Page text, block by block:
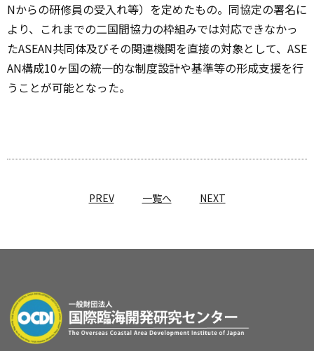
Nからの研修員の受入れ等）を定めたもの。同協定の署名に
より、これまでの二国間協力の枠組みでは対応できなかっ
たASEAN共同体及びその関連機関を直接の対象として、ASE
AN構成10ヶ国の統一的な制度設計や基準等の形成支援を行
うことが可能となった。
PREV 一覧へ NEXT